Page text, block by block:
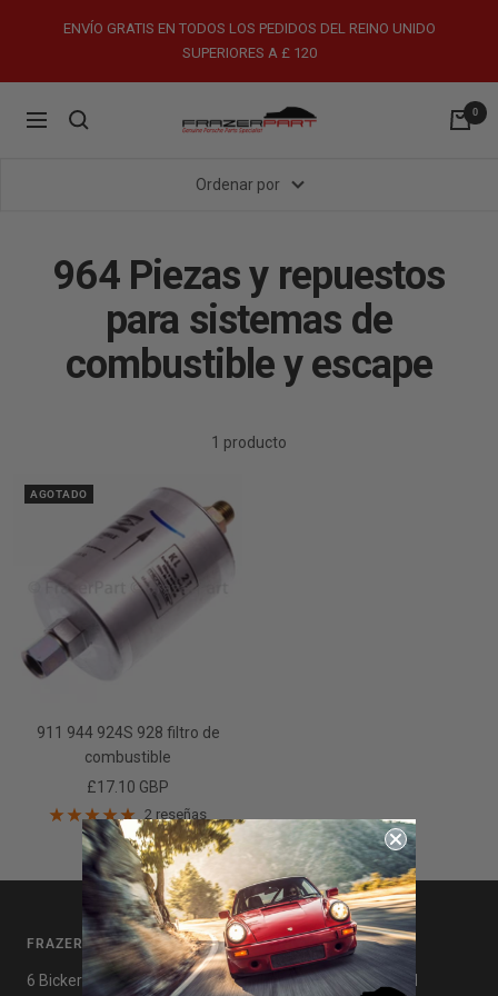
ENVÍO GRATIS EN TODOS LOS PEDIDOS DEL REINO UNIDO
SUPERIORES A £ 120
Navigación
FrazerPart
0
Ordenar por
964 Piezas y repuestos
para sistemas de
combustible y escape
1 producto
AGOTADO
911 944 924S 928 filtro de
combustible
Precio
de
venta
£17.10 GBP
2 reseñas
FRAZERPARTE
6 Bickerton Ave, Wirral,
ENLACES ÚTILES
política de privacidad